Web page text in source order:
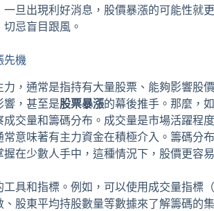
旦出現利好消息，股價暴漲的可能性就
忌盲目跟風。
先機
，通常是指持有大量股票、能夠影響股
響，甚至是股票暴漲的幕後推手。那麼，
交量和籌碼分布。成交量是市場活躍程
意味著有主力資金在積極介入。籌碼分
在少數人手中，這種情況下，股價更容
具和指標。例如，可以使用成交量指標
股東平均持股數量等數據來了解籌碼的